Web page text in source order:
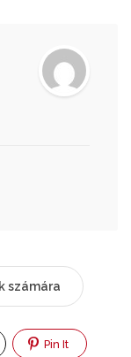
számára
Pin It